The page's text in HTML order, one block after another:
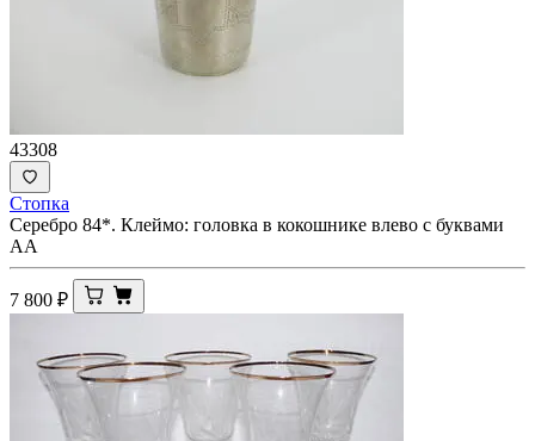
43308
Стопка
Серебро 84*. Клеймо: головка в кокошнике влево с буквами
АА
7 800 ₽